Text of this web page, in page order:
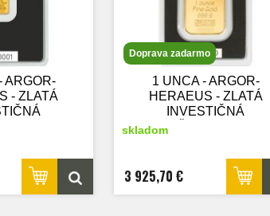
ARGOR-
- ZLATÁ
nový tovar
Doprava zadarmo
1 UNCA - ARGOR-
HERAEUS - ZLATÁ
INVESTIČNÁ
TEHLIČKA - nový tovar
skladom
3 925,70 €